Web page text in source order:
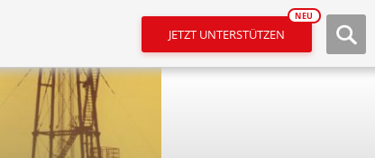
JETZT UNTERSTÜTZEN
NEU